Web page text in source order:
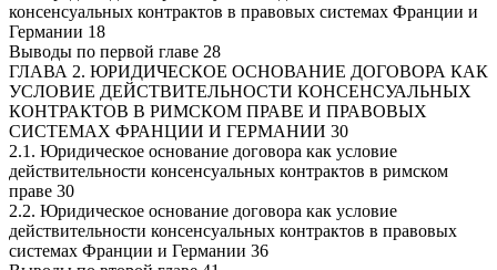
консенсуальных контрактов в правовых системах Франции и
Германии 18
Выводы по первой главе 28
ГЛАВА 2. ЮРИДИЧЕСКОЕ ОСНОВАНИЕ ДОГОВОРА КАК
УСЛОВИЕ ДЕЙСТВИТЕЛЬНОСТИ КОНСЕНСУАЛЬНЫХ
КОНТРАКТОВ В РИМСКОМ ПРАВЕ И ПРАВОВЫХ
СИСТЕМАХ ФРАНЦИИ И ГЕРМАНИИ 30
2.1. Юридическое основание договора как условие
действительности консенсуальных контрактов в римском
праве 30
2.2. Юридическое основание договора как условие
действительности консенсуальных контрактов в правовых
системах Франции и Германии 36